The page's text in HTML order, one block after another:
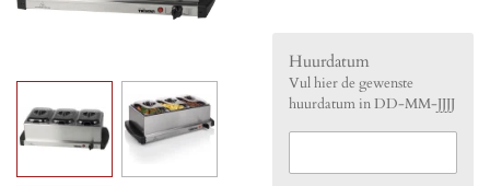
Huurdatum
Vul hier de gewenste
huurdatum in DD-MM-JJJJ